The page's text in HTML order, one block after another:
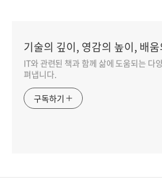
기술의 깊이, 영감의 높이, 배
IT와 관련된 책과 함께 삶에 도움되는 다
펴냅니다.
구독하기